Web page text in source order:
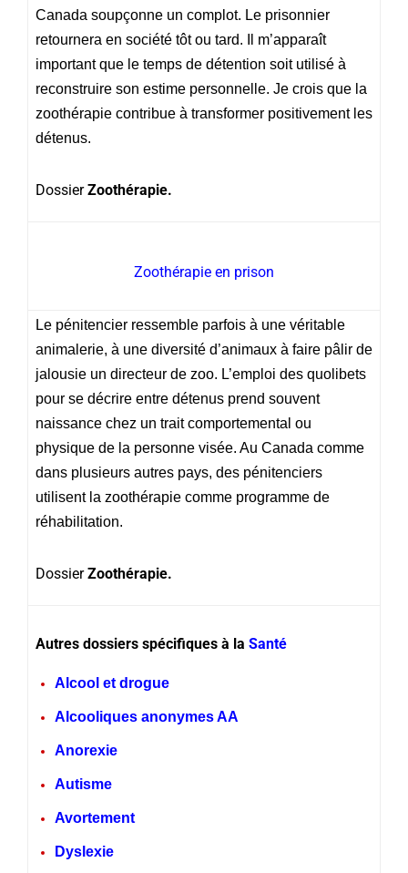
Canada soupçonne un complot. Le prisonnier
retournera en société tôt ou tard. Il m’apparaît
important que le temps de détention soit utilisé à
reconstruire son estime personnelle. Je crois que la
zoothérapie contribue à transformer positivement les
détenus.
DossierZoothérapie.
Zoothérapie en prison
Le pénitencier ressemble parfois à une véritable
animalerie, à une diversité d’animaux à faire pâlir de
jalousie un directeur de zoo. L’emploi des quolibets
pour se décrire entre détenus prend souvent
naissance chez un trait comportemental ou
physique de la personne visée. Au Canada comme
dans plusieurs autres pays, des pénitenciers
utilisent la zoothérapie comme programme de
réhabilitation.
DossierZoothérapie.
Autres dossiers spécifiques à la Santé
Alcool et drogue
Alcooliques anonymes AA
Anorexie
Autisme
Avortement
Dyslexie